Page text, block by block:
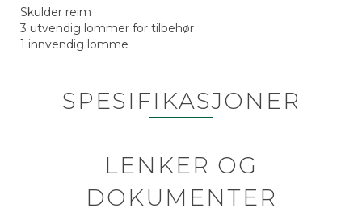
Skulder reim
3 utvendig lommer for tilbehør
1 innvendig lomme
SPESIFIKASJONER
LENKER OG
DOKUMENTER